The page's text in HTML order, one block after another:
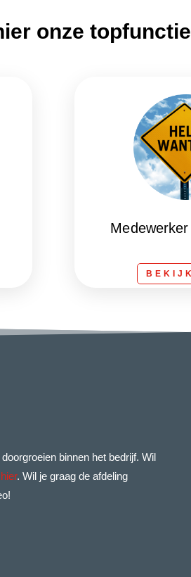
onze
binnen het bedrijf. Wil
hier. Wil je graag de afdeling